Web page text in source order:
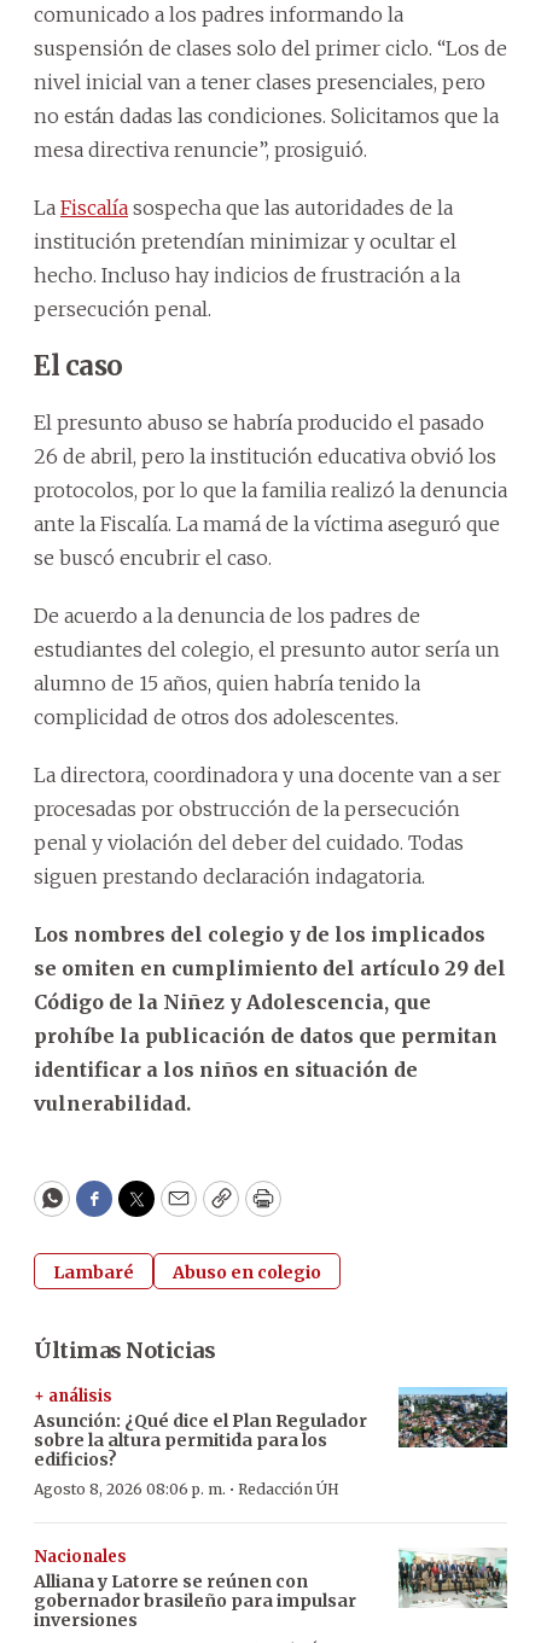
comunicado a los padres informando la
suspensión de clases solo del primer ciclo. “Los de
nivel inicial van a tener clases presenciales, pero
no están dadas las condiciones. Solicitamos que la
mesa directiva renuncie”, prosiguió.
La Fiscalía sospecha que las autoridades de la
institución pretendían minimizar y ocultar el
hecho. Incluso hay indicios de frustración a la
persecución penal.
El caso
El presunto abuso se habría producido el pasado
26 de abril, pero la institución educativa obvió los
protocolos, por lo que la familia realizó la denuncia
ante la Fiscalía. La mamá de la víctima aseguró que
se buscó encubrir el caso.
De acuerdo a la denuncia de los padres de
estudiantes del colegio, el presunto autor sería un
alumno de 15 años, quien habría tenido la
complicidad de otros dos adolescentes.
La directora, coordinadora y una docente van a ser
procesadas por obstrucción de la persecución
penal y violación del deber del cuidado. Todas
siguen prestando declaración indagatoria.
Los nombres del colegio y de los implicados
se omiten en cumplimiento del artículo 29 del
Código de la Niñez y Adolescencia, que
prohíbe la publicación de datos que permitan
identificar a los niños en situación de
vulnerabilidad.
WhatsApp
Facebook
Twitter
EmailCopyPrint
Lambaré Abuso en colegio
Últimas Noticias
+ análisis
Asunción: ¿Qué dice el Plan Regulador
sobre la altura permitida para los
edificios?
Agosto 8, 2026 08:06 p. m. · Redacción ÚH
Nacionales
Alliana y Latorre se reúnen con
gobernador brasileño para impulsar
inversiones